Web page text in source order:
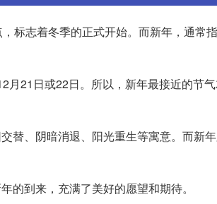
标志着冬季的正式开始。而新年，通常
21日或22日。所以，新年最接近的节
替、阴暗消退、阳光重生等寓意。而新
的到来，充满了美好的愿望和期待。